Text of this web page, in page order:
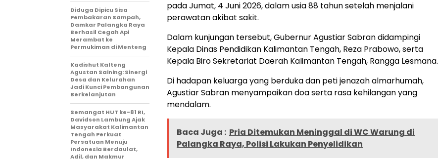
pada Jumat, 4 Juni 2026, dalam usia 88 tahun setelah menjalani
perawatan akibat sakit.
Dalam kunjungan tersebut, Gubernur Agustiar Sabran didampingi
Kepala Dinas Pendidikan Kalimantan Tengah, Reza Prabowo, serta
Kepala Biro Sekretariat Daerah Kalimantan Tengah, Rangga Lesmana.
Di hadapan keluarga yang berduka dan peti jenazah almarhumah,
Agustiar Sabran menyampaikan doa serta rasa kehilangan yang
mendalam.
Baca Juga : Pria Ditemukan Meninggal di WC Warung di
Palangka Raya, Polisi Lakukan Penyelidikan
Diduga Dipicu Sisa
Pembakaran Sampah,
Damkar Palangka Raya
Berhasil Cegah Api
Merambat ke
Permukiman di Menteng
Kadishut Kalteng
Agustan Saining: Sinergi
Desa dan Kelurahan
Jadi Kunci Pembangunan
Berkelanjutan
Semangat HUT ke-81 RI,
Davidson Lambung Ajak
Masyarakat Kalimantan
Tengah Perkuat
Persatuan Menuju
Indonesia Berdaulat,
Adil, dan Makmur